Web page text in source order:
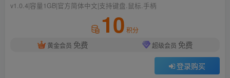
v1.0.4|容量1GB|官方简体中文|支持键盘.鼠标.手柄
10 积分
黄金会员 免费 超级会员 免费
登录购买